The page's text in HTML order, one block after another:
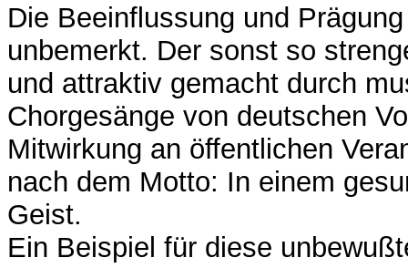
Die Beeinflussung und
unbemerkt. Der sonst so
und attraktiv gemacht durch
Chorgesänge von deutschen
Mitwirkung an öffentlichen
nach dem Motto: In einem
Geist.
Ein Beispiel für diese